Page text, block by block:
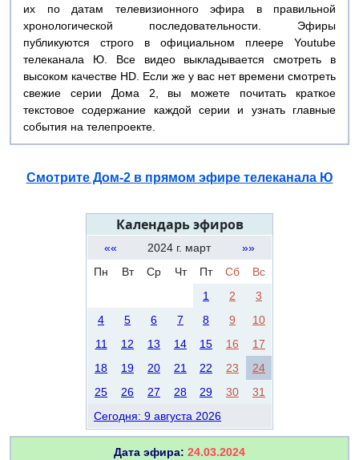
их по датам телевизионного эфира в правильной
хронологической последовательности. Эфиры
публикуются строго в официальном плеере Youtube
телеканала Ю. Все видео выкладывается смотреть в
высоком качестве HD. Если же у вас нет времени смотреть
свежие серии Дома 2, вы можете почитать краткое
текстовое содержание каждой серии и узнать главные
события на телепроекте.
Смотрите Дом-2 в прямом эфире телеканала Ю
Календарь эфиров
«« 2024 г. март
»»
Пн
Вт Ср Чт Пт Сб
Вс
1
2
3
4
5 6 7 8 9
10
11
12 13 14 15 16
17
18
19 20 21 22 23
24
25
26 27 28 29 30
31
Сегодня: 9 августа 2026
Дата эфира: 24.03.2024